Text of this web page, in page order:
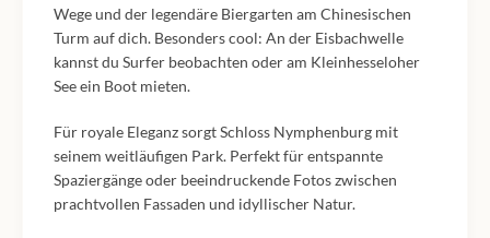
Wege und der legendäre Biergarten am Chinesischen
Turm auf dich. Besonders cool: An der Eisbachwelle
kannst du Surfer beobachten oder am Kleinhesseloher
See ein Boot mieten.
Für royale Eleganz sorgt Schloss Nymphenburg mit
seinem weitläufigen Park. Perfekt für entspannte
Spaziergänge oder beeindruckende Fotos zwischen
prachtvollen Fassaden und idyllischer Natur.